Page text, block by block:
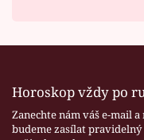
Horoskop vždy po
Zanechte nám váš e-mail
budeme zasílat